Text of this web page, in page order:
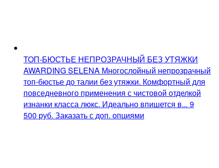
ТОП-БЮСТЬЕ НЕПРОЗРАЧНЫЙ БЕЗ УТЯЖКИ
AWARDING SELENA Многослойный непрозрачный
топ-бюстье до талии без утяжки. Комфортный для
повседневного применения с чистовой отделкой
изнанки класса люкс. Идеально впишется в... 9
500 руб. Заказать с доп. опциями